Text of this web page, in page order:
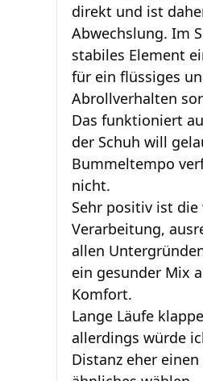
direkt und ist
Abwechslung. Im
stabiles Element
für ein flüssiges
Abrollverhalten
Das funktioniert
der Schuh will
Bummeltempo
nicht.
Sehr positiv ist
Verarbeitung,
allen
ein gesunder Mix
Komfort.
Lange Läufe
allerdings würde
Distanz eher